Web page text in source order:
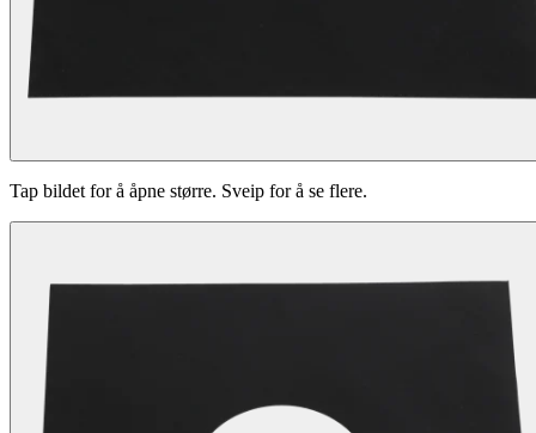
Tap bildet for å åpne større. Sveip for å se flere.